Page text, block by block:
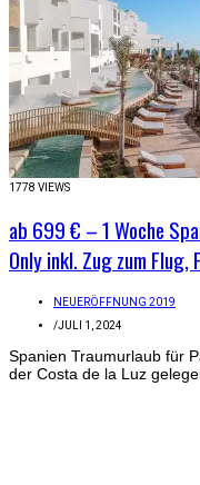
1778 VIEWS
ab 699 € – 1 Woche
Only inkl. Zug zum Flug,
NEUERÖFFNUNG 2019
/JULI 1, 2024
Spanien Traumurlaub für
der Costa de la Luz